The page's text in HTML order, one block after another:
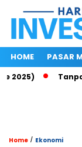
HOME PASAR
Tanpa
Home / Ekonomi